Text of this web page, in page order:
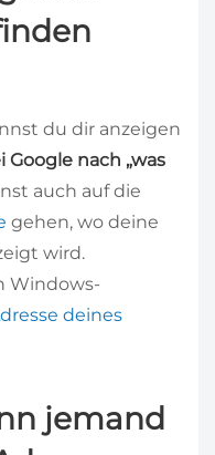
du dir anzeigen
nach „was
auch auf die
gehen, wo deine
wird.
Windows-
deines
jemand